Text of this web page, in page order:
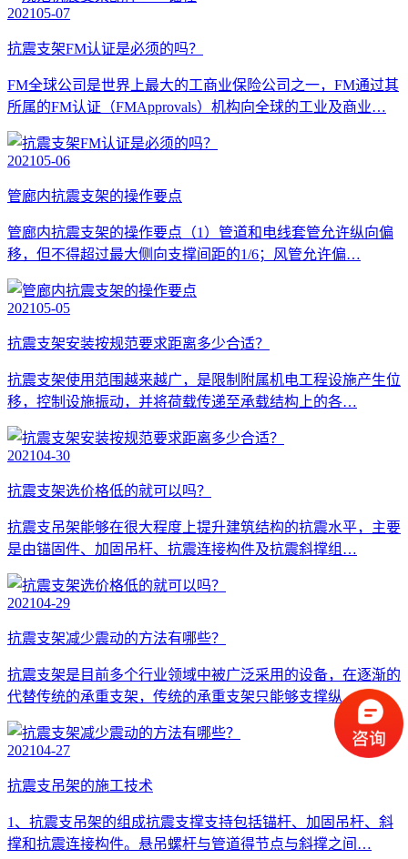
202105-07
抗震支架FM认证是必须的吗？
FM全球公司是世界上最大的工商业保险公司之一，FM通过其
所属的FM认证（FMApprovals）机构向全球的工业及商业…
202105-06
管廊内抗震支架的操作要点
管廊内抗震支架的操作要点（1）管道和电线套管允许纵向偏
移，但不得超过最大侧向支撑间距的1/6；风管允许偏…
202105-05
抗震支架安装按规范要求距离多少合适？
抗震支架使用范围越来越广，是限制附属机电工程设施产生位
移，控制设施振动，并将荷载传递至承载结构上的各…
202104-30
抗震支架选价格低的就可以吗？
抗震支吊架能够在很大程度上提升建筑结构的抗震水平，主要
是由锚固件、加固吊杆、抗震连接构件及抗震斜撑组…
202104-29
抗震支架减少震动的方法有哪些？
抗震支架是目前多个行业领域中被广泛采用的设备，在逐渐的
代替传统的承重支架，传统的承重支架只能够支撑纵…
202104-27
抗震支吊架的施工技术
1、抗震支吊架的组成抗震支撑支持包括锚杆、加固吊杆、斜
撑和抗震连接构件。悬吊螺杆与管道得节点与斜撑之间…